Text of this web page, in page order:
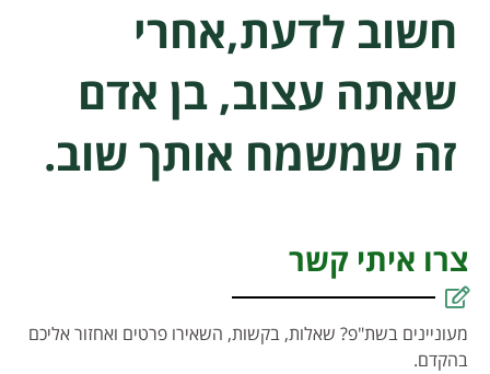
חשוב לדעת,אחרי
שאתה עצוב, בן אדם
זה שמשמח אותך שוב.
צרו איתי קשר
מעוניינים בשת"פ? שאלות, בקשות, השאירו פרטים ואחזור אליכם
בהקדם.